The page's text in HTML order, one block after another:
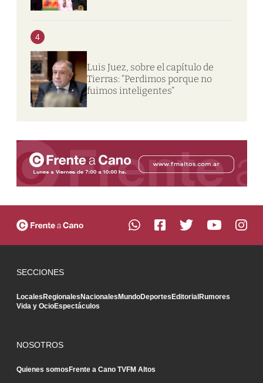
4
Luis Juez, sobre el capítulo de
Tierras: “Perdimos porque no
fuimos inteligentes”
SECCIONES
LocalesRegionalesNacionalesMundoDeportesEditorialRumores
Vida y OcioEspectáculos
NOSOTROS
Quienes somosFrente a Cano TVFM Altos